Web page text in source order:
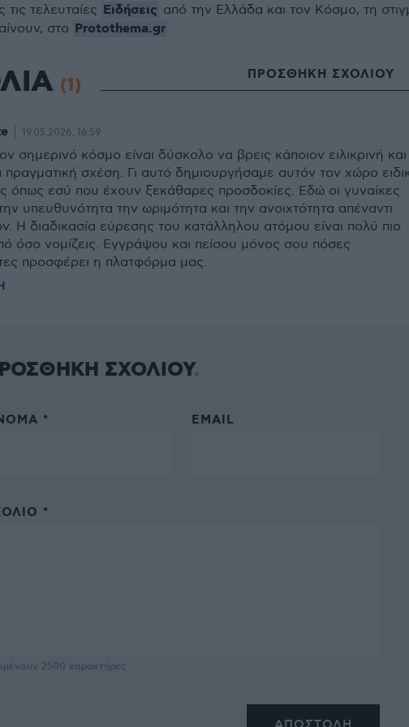
τις τελευταίες Ειδήσεις από την Ελλάδα και τον Κόσμο, τη
στο Protothema.gr
(1) ΠΡΟΣΘΗΚΗ ΣΧΟΛΙΟΥ
19.05.2026, 16:59
σημερινό κόσμο είναι δύσκολο να βρεις κάποιον ειλικρινή και
πραγματική σχέση. Γι αυτό δημιουργήσαμε αυτόν τον χώρο
όπως εσύ που έχουν ξεκάθαρες προσδοκίες. Εδώ οι γυναίκες
υπευθυνότητα την ωριμότητα και την ανοιχτότητα απέναντι
Η διαδικασία εύρεσης του κατάλληλου ατόμου είναι πολύ πιο
όσο νομίζεις. Εγγράψου και πείσου μόνος σου πόσες
προσφέρει η πλατφόρμα μας.
ΣΧΟΛΙΟΥ
* EMAIL
*
2500 χαρακτήρες